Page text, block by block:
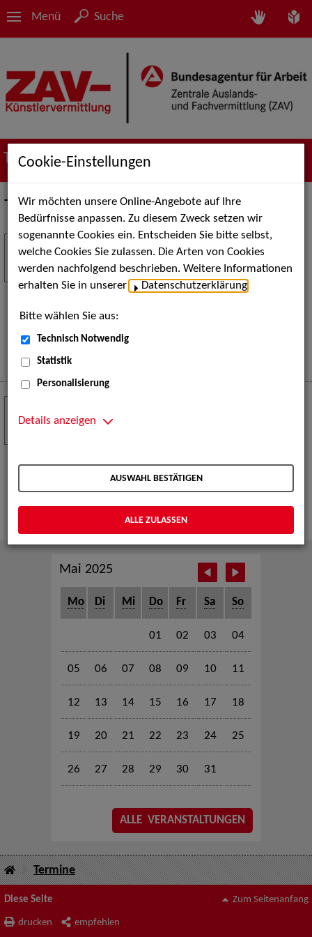
Menü Suche
Termine
Termine
Stuttgart Street Art
Kunst, Live-Acts und Aktionen für Kinder und
Familien. Die Stuttgart Street Art verwandelt den
eine große Open-Air-Bühne voller Akrobatik, Tanz,
Musik und beeindruckender Live-Performances.
Mehr
18
JUL
Serienfestival Weimar
TeleVisionale – Film- und Serienfestival in Weimar
und Eventpartnerin des Crew Call Weimar.
Mehr
NOV
Mai 2025
Mo Di Mi Do Fr Sa So
01 02 03 04
05 06 07 08 09 10 11
12 13 14 15 16 17 18
19 20 21 22 23 24 25
26 27 28 29 30 31
ALLE VERANSTALTUNGEN
Termine
Diese Seite
drucken empfehlen
Zum Seitenanfang
Cookie-Einstellungen
Wir möchten unsere Online-Angebote auf Ihre
Bedürfnisse anpassen. Zu diesem Zweck setzen wir
sogenannte Cookies ein. Entscheiden Sie bitte selbst,
welche Cookies Sie zulassen. Die Arten von Cookies
werden nachfolgend beschrieben. Weitere Informationen
erhalten Sie in unserer
Datenschutzerklärung
Bitte wählen Sie aus:
Technisch Notwendig
Statistik
Personalisierung
Details anzeigen
AUSWAHL BESTÄTIGEN
ALLE ZULASSEN